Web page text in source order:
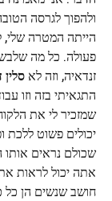
ולהפוך לגרסה
הייתה המטרה שלי,
פעולה. כל מה
זנדאיה, וזה לאסלין
התגאיתי בזה וזו
שמזכיר לי את
יכולים פשוט ללכת
שכולם נראים אותו
אתה יכול לראות
חושב שנשים הן כל